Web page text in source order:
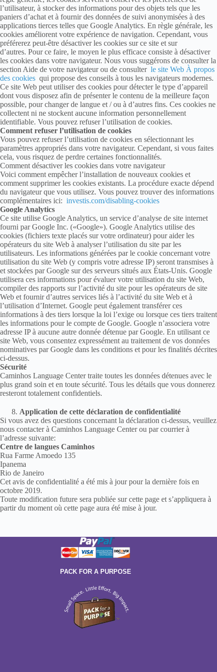
l’utilisateur, à stocker des informations pour des objets tels que les
paniers d’achat et à fournir des données de suivi anonymisées à des
applications tierces telles que Google Analytics. En règle générale, les
cookies améliorent votre expérience de navigation. Cependant, vous
préférerez peut-être désactiver les cookies sur ce site et sur
d’autres. Pour ce faire, le moyen le plus efficace consiste à désactiver
les cookies dans votre navigateur. Nous vous suggérons de consulter la
section Aide de votre navigateur ou de consulter le site Web À propos
des cookies qui propose des conseils à tous les navigateurs modernes.
Ce site Web peut utiliser des cookies pour détecter le type d’appareil
dont vous disposez afin de présenter le contenu de la meilleure façon
possible, pour changer de langue et / ou à d’autres fins. Ces cookies ne
collectent ni ne stockent aucune information personnellement
identifiable. Vous pouvez refuser l’utilisation de cookies.
Comment refuser l’utilisation de cookies
Vous pouvez refuser l’utilisation de cookies en sélectionnant les
paramètres appropriés dans votre navigateur. Cependant, si vous faites
cela, vous risquez de perdre certaines fonctionnalités.
Comment désactiver les cookies dans votre navigateur
Voici comment empêcher l’installation de nouveaux cookies et
comment supprimer les cookies existants. La procédure exacte dépend
du navigateur que vous utilisez. Vous pouvez trouver des informations
complémentaires ici: investis.com/disabling-cookies
Google Analytics
Ce site utilise Google Analytics, un service d’analyse de site internet
fourni par Google Inc. («Google»). Google Analytics utilise des
cookies (fichiers texte placés sur votre ordinateur) pour aider les
opérateurs du site Web à analyser l’utilisation du site par les
utilisateurs. Les informations générées par le cookie concernant votre
utilisation du site Web (y compris votre adresse IP) seront transmises à
et stockées par Google sur des serveurs situés aux États-Unis. Google
utilisera ces informations pour évaluer votre utilisation du site Web,
compiler des rapports sur l’activité du site pour les opérateurs de site
Web et fournir d’autres services liés à l’activité du site Web et à
l’utilisation d’Internet. Google peut également transférer ces
informations à des tiers lorsque la loi l’exige ou lorsque ces tiers traitent
les informations pour le compte de Google. Google n’associera votre
adresse IP à aucune autre donnée détenue par Google. En utilisant ce
site Web, vous consentez expressément au traitement de vos données
nominatives par Google dans les conditions et pour les finalités décrites
ci-dessus.
Sécurité
Caminhos Language Center traite toutes les données détenues avec le
plus grand soin et en toute sécurité. Tous les détails que vous donnerez
resteront totalement confidentiels.
Application de cette déclaration de confidentialité
Si vous avez des questions concernant la déclaration ci-dessus, veuillez
nous contacter à Caminhos Language Center ou par courrier à
l’adresse suivante:
Centre de langues Caminhos
Rua Farme Amoedo 135
Ipanema
Rio de Janeiro
Cet avis de confidentialité a été mis à jour pour la dernière fois en
octobre 2019.
Toute modification future sera publiée sur cette page et s’appliquera à
partir du moment où cette page aura été mise à jour.
PACK FOR A PURPOSE